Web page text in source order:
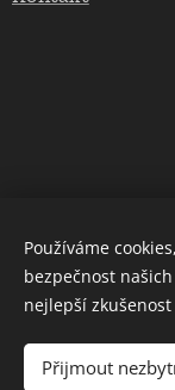
Používáme
bezpečnost
nejlepší
Přijmout